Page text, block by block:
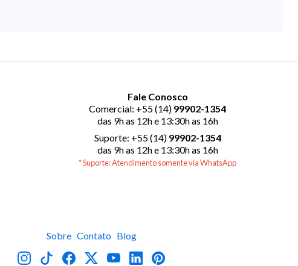
Fale Conosco
Comercial: +55 (14) 99902-1354
das 9h as 12h e 13:30h as 16h
Suporte: +55 (14) 99902-1354
das 9h as 12h e 13:30h as 16h
* Suporte: Atendimento somente via WhatsApp
Sobre Contato Blog